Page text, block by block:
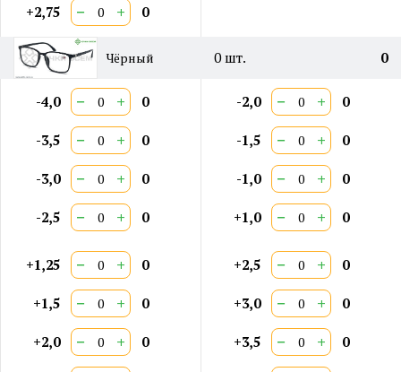
+2,75 − + 0
Чёрный 0шт. 0
-4,0 − + 0
-3,5 − + 0
-3,0 − + 0
-2,5 − + 0
-2,0 − + 0
-1,5 − + 0
-1,0 − + 0
+1,0 − + 0
+1,25 − + 0
+1,5 − + 0
+2,0 − + 0
+2,5 − + 0
+3,0 − + 0
+3,5 − + 0